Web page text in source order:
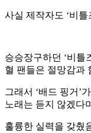
사실 제작자도 ‘비
승승장구하던 ‘비틀
혈 팬들은 절망감과
그래서 ‘배드 핑거’
노래는 듣지 않겠다
훌륭한 실력을 갖췄